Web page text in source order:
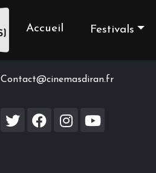
Accueil Festivals
Contact us
Contact@cinemasdiran.fr